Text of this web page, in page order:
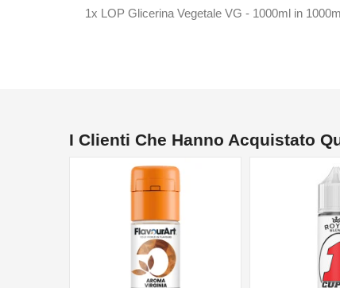
1x LOP Glicerina Vegetale VG - 1000ml in
I Clienti Che Hanno Acquistato